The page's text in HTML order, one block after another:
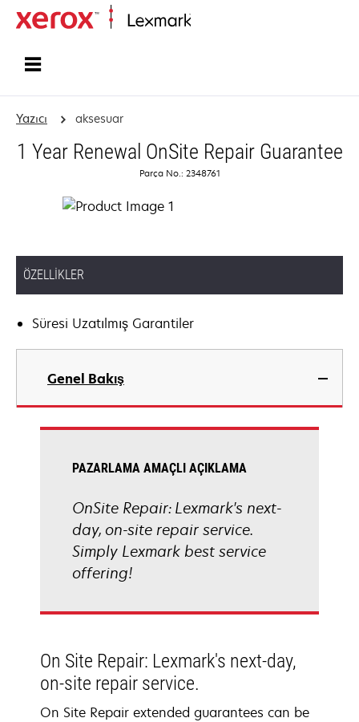
Yazıcı aksesuar
1 Year Renewal OnSite Repair Guarantee
Parça No.: 2348761
ÖZELLIKLER
Süresi Uzatılmış Garantiler
Genel Bakış
PAZARLAMA AMAÇLI AÇIKLAMA
OnSite Repair: Lexmark's next-
day, on-site repair service.
Simply Lexmark best service
offering!
On Site Repair: Lexmark's next-day,
on-site repair service.
On Site Repair extended guarantees can be